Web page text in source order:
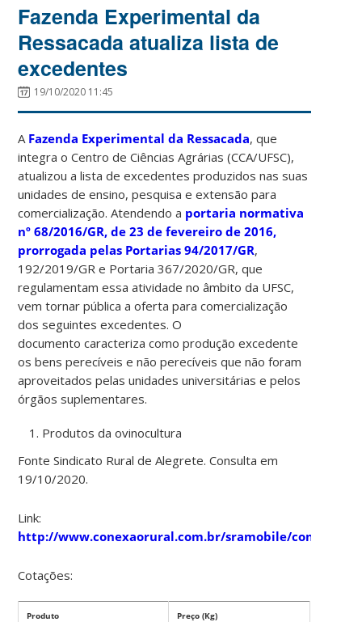
Fazenda Experimental da
Ressacada atualiza lista de
excedentes
19/10/2020 11:45
A Fazenda Experimental da Ressacada, que
integra o Centro de Ciências Agrárias (CCA/UFSC),
atualizou a lista de excedentes produzidos nas suas
unidades de ensino, pesquisa e extensão para
comercialização. Atendendo a portaria normativa
nº 68/2016/GR, de 23 de fevereiro de 2016,
prorrogada pelas Portarias 94/2017/GR,
192/2019/GR e Portaria 367/2020/GR, que
regulamentam essa atividade no âmbito da UFSC,
vem tornar pública a oferta para comercialização
dos seguintes excedentes. O
documento caracteriza como produção excedente
os bens perecíveis e não perecíveis que não foram
aproveitados pelas unidades universitárias e pelos
órgãos suplementares.
Produtos da ovinocultura
Fonte Sindicato Rural de Alegrete. Consulta em
19/10/2020.
Link:
http://www.conexaorural.com.br/sramobile/
Cotações:
Produto Preço (Kg)